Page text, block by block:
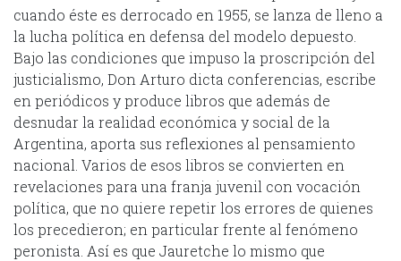
cuando éste es derrocado en 1955, se lanza de lleno a
la lucha política en defensa del modelo depuesto.
Bajo las condiciones que impuso la proscripción del
justicialismo, Don Arturo dicta conferencias, escribe
en periódicos y produce libros que además de
desnudar la realidad económica y social de la
Argentina, aporta sus reflexiones al pensamiento
nacional. Varios de esos libros se convierten en
revelaciones para una franja juvenil con vocación
política, que no quiere repetir los errores de quienes
los precedieron; en particular frente al fenómeno
peronista. Así es que Jauretche lo mismo que